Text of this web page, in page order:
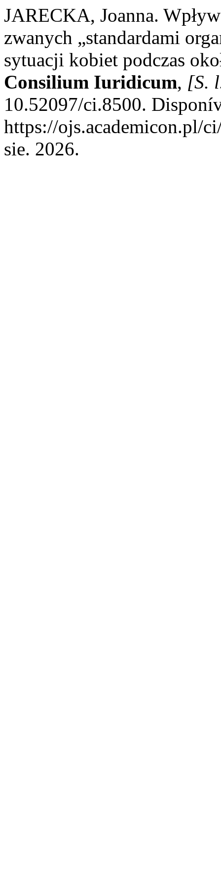
JARECKA, Joanna.
zwanych „standardami
sytuacji kobiet podczas
Consilium Iuridicum, [S.
10.52097/ci.8500.
https://ojs.academicon.pl/
sie. 2026.